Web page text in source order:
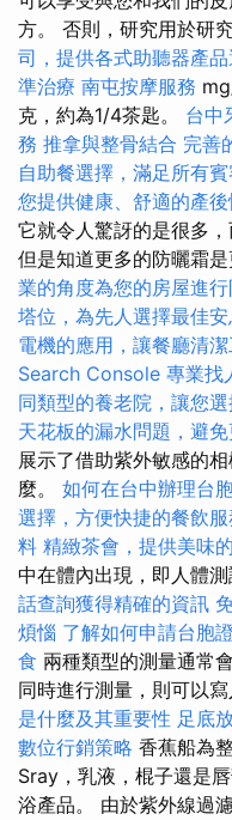
方。 否則，研究用於研
司，提供各式助聽器產
準治療 南屯按摩服務
克，約為1/4茶匙。 台中
務 推拿與整骨結合 完善
自助餐選擇，滿足所有
您提供健康、舒適的產後
它就令人驚訝的是很多
但是知道更多的防曬霜是
業的角度為您的房屋進
塔位，為先人選擇最佳
電機的應用，讓餐廳清
Search Console 專業找
同類型的養老院，讓您
天花板的漏水問題，避
展示了借助紫外敏感的
麼。 如何在台中辦理台
選擇，方便快捷的餐飲服
料 精緻茶會，提供美味
中在體內出現，即​​人體測
話查詢獲得精確的資訊
煩惱 了解如何申請台胞證
食 兩種類型的測量通常
同時進行測量，則可以
是什麼及其重要性 足底
數位行銷策略 香蕉船為
Sray，乳液，棍子還是
浴產品。 由於紫外線過